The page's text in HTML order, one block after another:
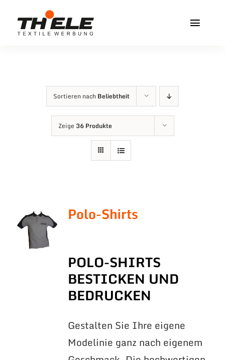
Inhalt
Service & Info
Sortieren nach Beliebtheit
Zeige 36 Produkte
Polo-Shirts
POLO-SHIRTS
BESTICKEN UND
BEDRUCKEN
Gestalten Sie Ihre eigene
Modelinie ganz nach eigenem